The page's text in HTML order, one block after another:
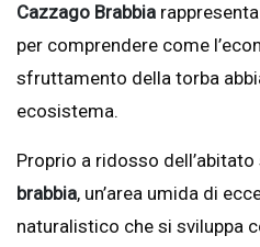
Cazzago Brabbia
per comprendere come
sfruttamento della torba
ecosistema.
Proprio a ridosso
brabbia, un’area umida di
naturalistico che si sviluppa